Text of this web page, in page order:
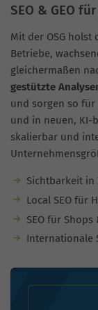
SEO & GEO
Mit der OSG holst
Betriebe,
gleichermaßen
gestützte
und sorgen so für
und in neuen, KI-
skalierbar und
Sichtbarkeit in
Local SEO für
SEO für Shops
Internationale